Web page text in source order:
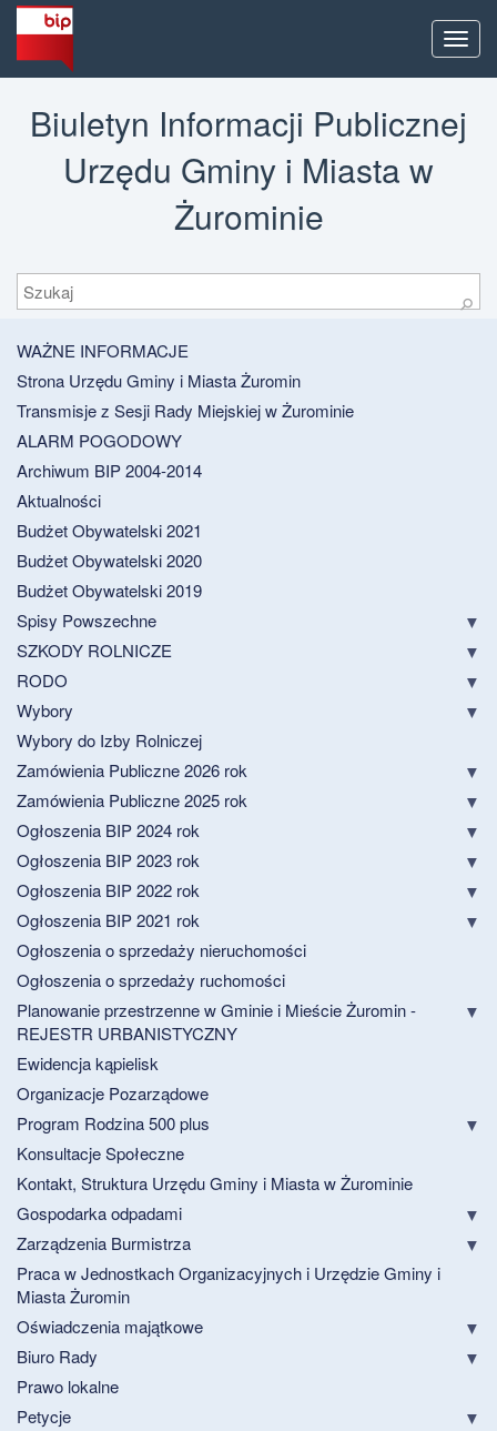
Menu
Biuletyn Informacji Publicznej
Urzędu Gminy i Miasta w
Żurominie
Szukaj
⚲
WAŻNE INFORMACJE
Strona Urzędu Gminy i Miasta Żuromin
Transmisje z Sesji Rady Miejskiej w Żurominie
ALARM POGODOWY
Archiwum BIP 2004-2014
Aktualności
Budżet Obywatelski 2021
Budżet Obywatelski 2020
Budżet Obywatelski 2019
Spisy Powszechne
SZKODY ROLNICZE
RODO
Wybory
Wybory do Izby Rolniczej
Zamówienia Publiczne 2026 rok
Zamówienia Publiczne 2025 rok
Ogłoszenia BIP 2024 rok
Ogłoszenia BIP 2023 rok
Ogłoszenia BIP 2022 rok
Ogłoszenia BIP 2021 rok
Ogłoszenia o sprzedaży nieruchomości
Ogłoszenia o sprzedaży ruchomości
Planowanie przestrzenne w Gminie i Mieście Żuromin -
REJESTR URBANISTYCZNY
Ewidencja kąpielisk
Organizacje Pozarządowe
Program Rodzina 500 plus
Konsultacje Społeczne
Kontakt, Struktura Urzędu Gminy i Miasta w Żurominie
Gospodarka odpadami
Zarządzenia Burmistrza
Praca w Jednostkach Organizacyjnych i Urzędzie Gminy i
Miasta Żuromin
Oświadczenia majątkowe
Biuro Rady
Prawo lokalne
Petycje